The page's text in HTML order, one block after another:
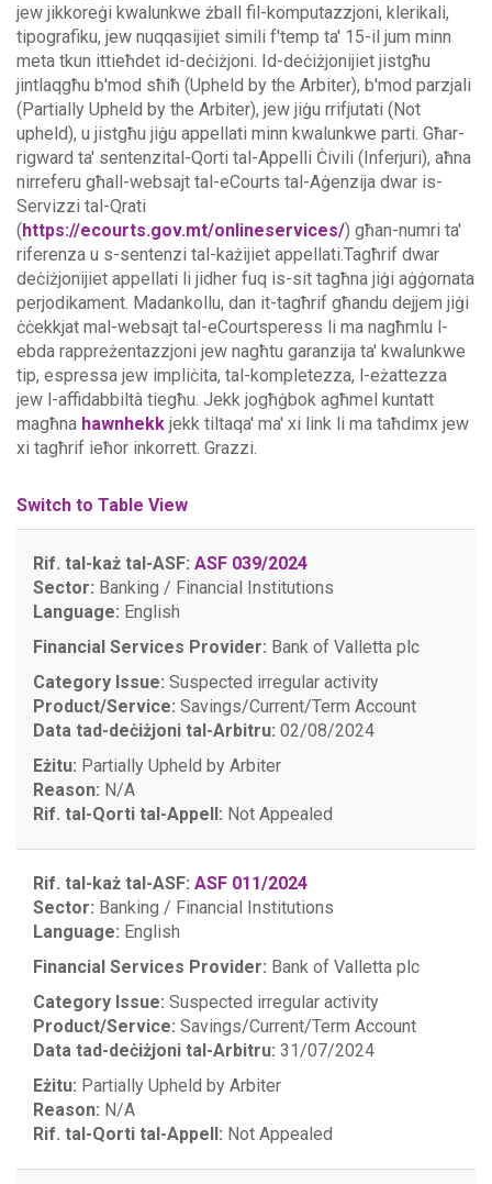
jew jikkoreġi kwalunkwe żball fil-komputazzjoni, klerikali,
tipografiku, jew nuqqasijiet simili f'temp ta' 15-il jum minn
meta tkun ittieħdet id-deċiżjoni. Id-deċiżjonijiet jistgħu
jintlaqgħu b'mod sħiħ (Upheld by the Arbiter), b'mod parzjali
(Partially Upheld by the Arbiter), jew jiġu rrifjutati (Not
upheld), u jistgħu jiġu appellati minn kwalunkwe parti. Għar-
rigward ta' sentenzital-Qorti tal-Appelli Ċivili (Inferjuri), aħna
nirreferu għall-websajt tal-eCourts tal-Aġenzija dwar is-
Servizzi tal-Qrati
(https://ecourts.gov.mt/onlineservices/) għan-numri ta'
riferenza u s-sentenzi tal-każijiet appellati.Tagħrif dwar
deċiżjonijiet appellati li jidher fuq is-sit tagħna jiġi aġġornata
perjodikament. Madankollu, dan it-tagħrif għandu dejjem jiġi
ċċekkjat mal-websajt tal-eCourtsperess li ma nagħmlu l-
ebda rappreżentazzjoni jew nagħtu garanzija ta' kwalunkwe
tip, espressa jew impliċita, tal-kompletezza, l-eżattezza
jew l-affidabbiltà tiegħu. Jekk jogħġbok agħmel kuntatt
magħna hawnhekk jekk tiltaqa' ma' xi link li ma taħdimx jew
xi tagħrif ieħor inkorrett. Grazzi.
Switch to Table View
Rif. tal-każ tal-ASF: ASF 039/2024
Sector: Banking / Financial Institutions
Language: English
Financial Services Provider: Bank of Valletta plc
Category Issue: Suspected irregular activity
Product/Service: Savings/Current/Term Account
Data tad-deċiżjoni tal-Arbitru: 02/08/2024
Eżitu: Partially Upheld by Arbiter
Reason: N/A
Rif. tal-Qorti tal-Appell: Not Appealed
Rif. tal-każ tal-ASF: ASF 011/2024
Sector: Banking / Financial Institutions
Language: English
Financial Services Provider: Bank of Valletta plc
Category Issue: Suspected irregular activity
Product/Service: Savings/Current/Term Account
Data tad-deċiżjoni tal-Arbitru: 31/07/2024
Eżitu: Partially Upheld by Arbiter
Reason: N/A
Rif. tal-Qorti tal-Appell: Not Appealed